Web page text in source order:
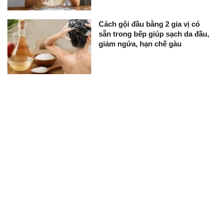
Cách gội đầu bằng 2 gia vị có
sẵn trong bếp giúp sạch da đầu,
giảm ngứa, hạn chế gàu